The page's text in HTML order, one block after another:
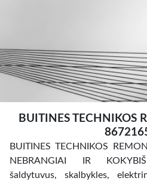
BUITINES TECHNIKOS
BUITINES TECHNIKOS
NEBRANGIAI IR
šaldytuvus, skalbykles,